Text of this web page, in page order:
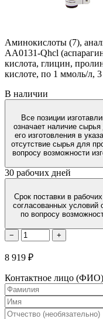
Аминокислоты (7),
AA0131-Qhcl
кислота, глицин,
кислоте, по 1 ммоль/л,
В наличии
Все позиции
означает наличие
его изготовления в
отсутствие сырья для
вопросу возможности
30 рабочих дней
Срок поставки в
согласованных условий
по вопросу
−
+
8 919 ₽
Контактное лицо (ФИО)